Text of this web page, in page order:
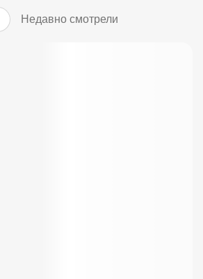
Недавно смотрели